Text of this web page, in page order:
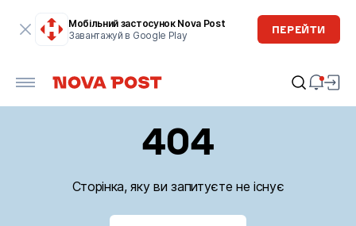
Мобільний застосунок Nova Post
Завантажуй в Google Play
ПЕРЕЙТИ
404
Сторінка, яку ви запитуєте не існує